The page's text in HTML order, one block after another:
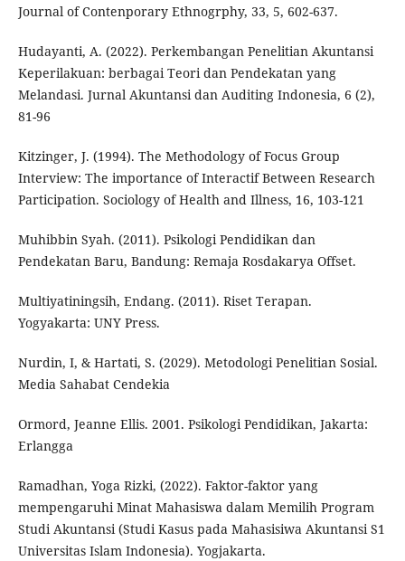
Journal of Contenporary Ethnogrphy, 33, 5, 602-637.
Hudayanti, A. (2022). Perkembangan Penelitian Akuntansi
Keperilakuan: berbagai Teori dan Pendekatan yang
Melandasi. Jurnal Akuntansi dan Auditing Indonesia, 6 (2),
81-96
Kitzinger, J. (1994). The Methodology of Focus Group
Interview: The importance of Interactif Between Research
Participation. Sociology of Health and Illness, 16, 103-121
Muhibbin Syah. (2011). Psikologi Pendidikan dan
Pendekatan Baru, Bandung: Remaja Rosdakarya Offset.
Multiyatiningsih, Endang. (2011). Riset Terapan.
Yogyakarta: UNY Press.
Nurdin, I, & Hartati, S. (2029). Metodologi Penelitian Sosial.
Media Sahabat Cendekia
Ormord, Jeanne Ellis. 2001. Psikologi Pendidikan, Jakarta:
Erlangga
Ramadhan, Yoga Rizki, (2022). Faktor-faktor yang
mempengaruhi Minat Mahasiswa dalam Memilih Program
Studi Akuntansi (Studi Kasus pada Mahasisiwa Akuntansi S1
Universitas Islam Indonesia). Yogjakarta.